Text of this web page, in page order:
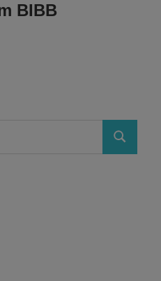
BIBB
Suchen